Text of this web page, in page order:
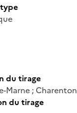
du tirage
Marne ;
du tirage